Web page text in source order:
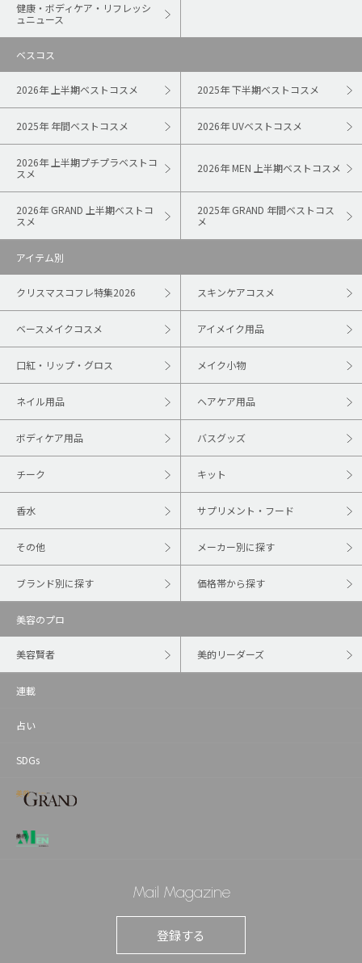
健康・ボディケア・リフレッシ
ュニュース
ベスコス
2026年 上半期ベストコスメ 2025年 下半期ベストコスメ
2025年 年間ベストコスメ 2026年 UVベストコスメ
2026年 上半期プチプラベストコ
スメ
2026年 MEN 上半期ベストコスメ
2026年 GRAND 上半期ベストコ
スメ
2025年 GRAND 年間ベストコス
メ
アイテム別
クリスマスコフレ特集2026 スキンケアコスメ
ベースメイクコスメ アイメイク用品
口紅・リップ・グロス メイク小物
ネイル用品 ヘアケア用品
ボディケア用品 バスグッズ
チーク キット
香水 サプリメント・フード
その他 メーカー別に探す
ブランド別に探す 価格帯から探す
美容のプロ
美容賢者 美的リーダーズ
連載
占い
SDGs
Mail Magazine
登録する